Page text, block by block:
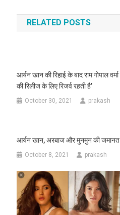
navigation
RELATED POSTS
आर्यन खान की रिहाई के बाद राम गोपाल
की रिलीज के लिए रिजर्व रहती है’
October 30, 2021 prakash
आर्यन खान, अरबाज और मुनमुन की जमानत
October 8, 2021 prakash